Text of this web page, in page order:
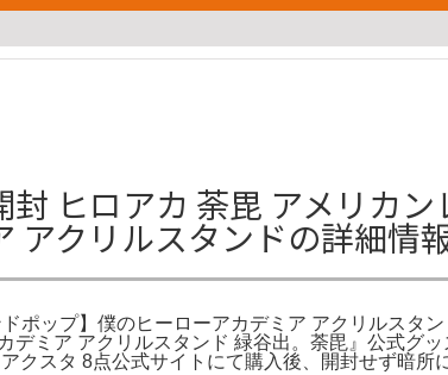
封 ヒロアカ 荼毘 アメリカ
アクリルスタンドの詳細情
ポップ】僕のヒーローアカデミア アクリルスタ
デミア アクリルスタンド 緑谷出。荼毘』公式グ
クスタ 8点公式サイトにて購入後、開封せず暗